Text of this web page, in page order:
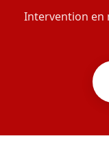
Intervention en